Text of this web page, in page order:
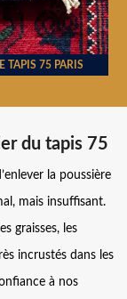
TAPIS 75 PARIS
du tapis 75
la poussière
mais insuffisant.
graisses, les
incrustés dans les
à nos